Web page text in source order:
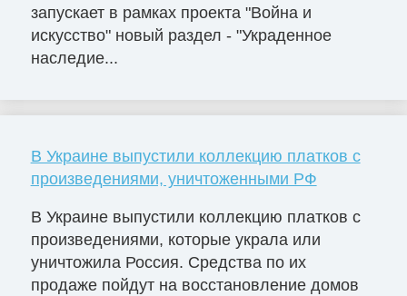
запускает в рамках проекта "Война и
искусство" новый раздел - "Украденное
наследие...
В Украине выпустили коллекцию платков с
произведениями, уничтоженными РФ
В Украине выпустили коллекцию платков с
произведениями, которые украла или
уничтожила Россия. Средства по их
продаже пойдут на восстановление домов